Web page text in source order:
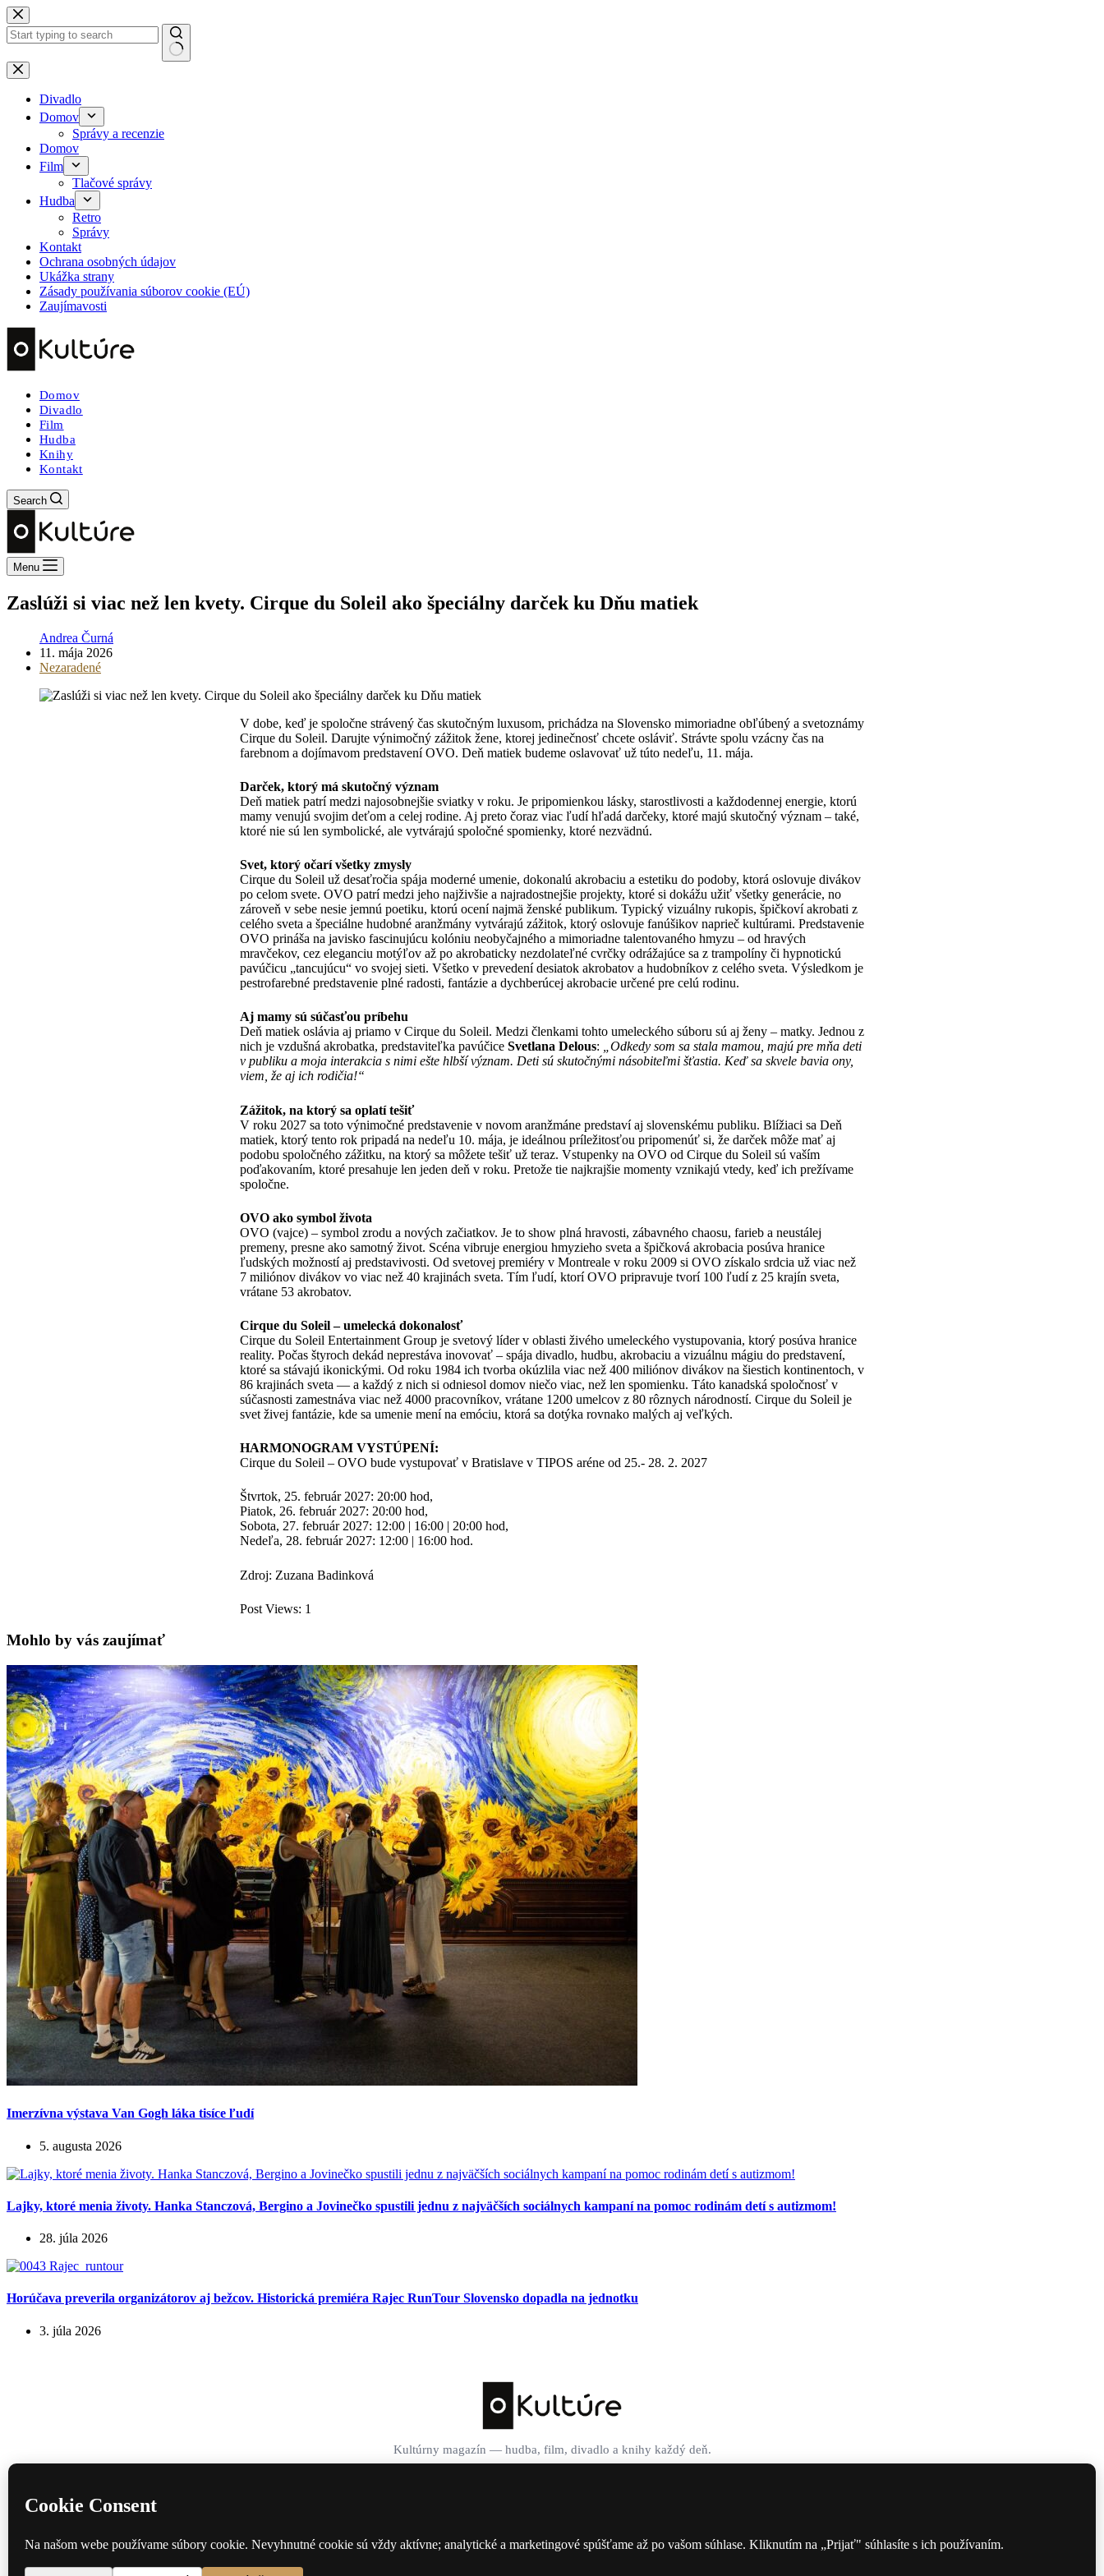
Skip
to
content
No
results
Divadlo
Domov
Správy a recenzie
Domov
Film
Tlačové správy
Hudba
Retro
Správy
Kontakt
Ochrana osobných údajov
Ukážka strany
Zásady používania súborov cookie (EÚ)
Zaujímavosti
Domov
Divadlo
Film
Hudba
Knihy
Kontakt
Search
Menu
Zaslúži si viac než len kvety. Cirque du Soleil ako špeciálny darček ku Dňu matiek
Andrea Čurná
11. mája 2026
Nezaradené
V dobe, keď je spoločne strávený čas skutočným luxusom, prichádza na Slovensko mimoriadne obľúbený a svetoznámy
Cirque du Soleil. Darujte výnimočný zážitok žene, ktorej jedinečnosť chcete osláviť. Strávte spolu vzácny čas na
farebnom a dojímavom predstavení OVO. Deň matiek budeme oslavovať už túto nedeľu, 11. mája.
Darček, ktorý má skutočný význam
Deň matiek patrí medzi najosobnejšie sviatky v roku. Je pripomienkou lásky, starostlivosti a každodennej energie, ktorú
mamy venujú svojim deťom a celej rodine. Aj preto čoraz viac ľudí hľadá darčeky, ktoré majú skutočný význam – také,
ktoré nie sú len symbolické, ale vytvárajú spoločné spomienky, ktoré nezvädnú.
Svet, ktorý očarí všetky zmysly
Cirque du Soleil už desaťročia spája moderné umenie, dokonalú akrobaciu a estetiku do podoby, ktorá oslovuje divákov
po celom svete. OVO patrí medzi jeho najživšie a najradostnejšie projekty, ktoré si dokážu užiť všetky generácie, no
zároveň v sebe nesie jemnú poetiku, ktorú ocení najmä ženské publikum. Typický vizuálny rukopis, špičkoví akrobati z
celého sveta a špeciálne hudobné aranžmány vytvárajú zážitok, ktorý oslovuje fanúšikov naprieč kultúrami. Predstavenie
OVO prináša na javisko fascinujúcu kolóniu neobyčajného a mimoriadne talentovaného hmyzu – od hravých
mravčekov, cez eleganciu motýľov až po akrobaticky nezdolateľné cvrčky odrážajúce sa z trampolíny či hypnotickú
pavúčicu „tancujúcu“ vo svojej sieti. Všetko v prevedení desiatok akrobatov a hudobníkov z celého sveta. Výsledkom je
pestrofarebné predstavenie plné radosti, fantázie a dychberúcej akrobacie určené pre celú rodinu.
Aj mamy sú súčasťou príbehu
Deň matiek oslávia aj priamo v Cirque du Soleil. Medzi členkami tohto umeleckého súboru sú aj ženy – matky. Jednou z
nich je vzdušná akrobatka, predstaviteľka pavúčice Svetlana Delous:
„Odkedy som sa stala mamou, majú pre mňa deti
v publiku a moja interakcia s nimi ešte hlbší význam. Deti sú skutočnými násobiteľmi šťastia. Keď sa skvele bavia ony,
viem, že aj ich rodičia!“
Zážitok, na ktorý sa oplatí tešiť
V roku 2027 sa toto výnimočné predstavenie v novom aranžmáne predstaví aj slovenskému publiku. Blížiaci sa Deň
matiek, ktorý tento rok pripadá na nedeľu 10. mája, je ideálnou príležitosťou pripomenúť si, že darček môže mať aj
podobu spoločného zážitku, na ktorý sa môžete tešiť už teraz. Vstupenky na OVO od Cirque du Soleil sú vaším
poďakovaním, ktoré presahuje len jeden deň v roku. Pretože tie najkrajšie momenty vznikajú vtedy, keď ich prežívame
spoločne.
OVO ako symbol života
OVO (vajce) – symbol zrodu a nových začiatkov. Je to show plná hravosti, zábavného chaosu, farieb a neustálej
premeny, presne ako samotný život. Scéna vibruje energiou hmyzieho sveta a špičková akrobacia posúva hranice
ľudských možností aj predstavivosti. Od svetovej premiéry v Montreale v roku 2009 si OVO získalo srdcia už viac než
7 miliónov divákov vo viac než 40 krajinách sveta. Tím ľudí, ktorí OVO pripravuje tvorí 100 ľudí z 25 krajín sveta,
vrátane 53 akrobatov.
Cirque du Soleil – umelecká dokonalosť
Cirque du Soleil Entertainment Group je svetový líder v oblasti živého umeleckého vystupovania, ktorý posúva hranice
reality. Počas štyroch dekád neprestáva inovovať – spája divadlo, hudbu, akrobaciu a vizuálnu mágiu do predstavení,
ktoré sa stávajú ikonickými. Od roku 1984 ich tvorba okúzlila viac než 400 miliónov divákov na šiestich kontinentoch, v
86 krajinách sveta — a každý z nich si odniesol domov niečo viac, než len spomienku. Táto kanadská spoločnosť v
súčasnosti zamestnáva viac než 4000 pracovníkov, vrátane 1200 umelcov z 80 rôznych národností. Cirque du Soleil je
svet živej fantázie, kde sa umenie mení na emóciu, ktorá sa dotýka rovnako malých aj veľkých.
HARMONOGRAM VYSTÚPENÍ:
Cirque du Soleil – OVO bude vystupovať v Bratislave v TIPOS aréne od 25.- 28. 2. 2027
Štvrtok, 25. február 2027: 20:00 hod,
Piatok, 26. február 2027: 20:00 hod,
Sobota, 27. február 2027: 12:00 | 16:00 | 20:00 hod,
Nedeľa, 28. február 2027: 12:00 | 16:00 hod.
Zdroj: Zuzana Badinková
Post Views: 1
Mohlo by vás zaujímať
Imerzívna výstava Van Gogh láka tisíce ľudí
5. augusta 2026
Lajky, ktoré menia životy. Hanka Stanczová, Bergino a Jovinečko spustili jednu z najväčších sociálnych kampaní na pomoc rodinám detí s autizmom!
28. júla 2026
Horúčava preverila organizátorov aj bežcov. Historická premiéra Rajec RunTour Slovensko dopadla na jednotku
3. júla 2026
Kultúrny magazín — hudba, film, divadlo a knihy každý deň.
Divadlo
Film
Knihy